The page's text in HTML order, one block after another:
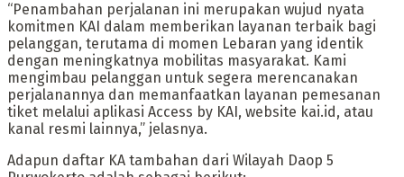
“Penambahan perjalanan ini merupakan wujud nyata
komitmen KAI dalam memberikan layanan terbaik bagi
pelanggan, terutama di momen Lebaran yang identik
dengan meningkatnya mobilitas masyarakat. Kami
mengimbau pelanggan untuk segera merencanakan
perjalanannya dan memanfaatkan layanan pemesanan
tiket melalui aplikasi Access by KAI, website kai.id, atau
kanal resmi lainnya,” jelasnya.
Adapun daftar KA tambahan dari Wilayah Daop 5